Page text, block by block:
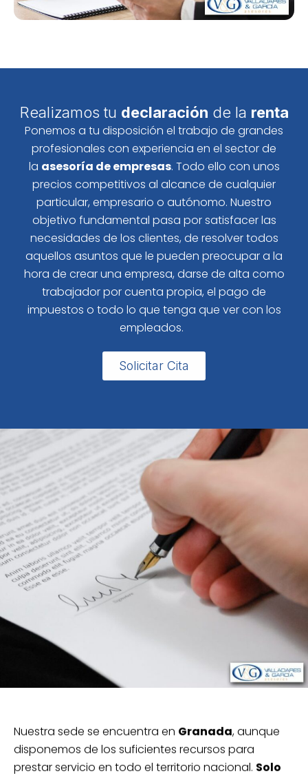
Realizamos tu declaración de la renta
Ponemos a tu disposición el trabajo de grandes
profesionales con experiencia en el sector de
la asesoría de empresas. Todo ello con unos
precios competitivos al alcance de cualquier
particular, empresario o autónomo. Nuestro
objetivo fundamental pasa por satisfacer las
necesidades de los clientes, de resolver todos
aquellos asuntos que le pueden preocupar a la
hora de crear una empresa, darse de alta como
trabajador por cuenta propia, el pago de
impuestos o todo lo que tenga que ver con los
empleados.
Solicitar Cita
Nuestra sede se encuentra en Granada, aunque
disponemos de los suficientes recursos para
prestar servicio en todo el territorio nacional. Solo